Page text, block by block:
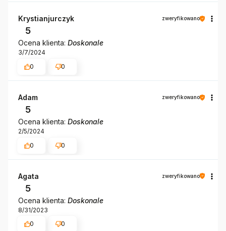
Krystianjurczyk zweryfikowano
5
Ocena klienta: Doskonale
3/7/2024
0
0
Adam zweryfikowano
5
Ocena klienta: Doskonale
2/5/2024
0
0
Agata zweryfikowano
5
Ocena klienta: Doskonale
8/31/2023
0
0